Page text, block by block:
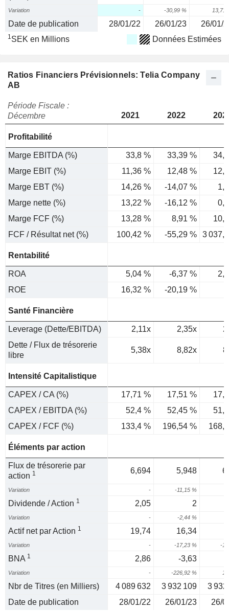
Variation - -30,99 % 13,71
Date de publication 28/01/22 26/01/23 26/01/
1SEK en Millions Données Estimées
Ratios Financiers Prévisionnels: Telia Company
AB
Période Fiscale :
Décembre
2021 2022
Profitabilité
Marge EBITDA (%) 33,8 % 33,39 %
Marge EBIT (%)
11,36 % 12,48 %
Marge EBT (%)
14,26 % -14,07 %
Marge nette (%)
13,22 % -16,12 %
Marge FCF (%)
13,28 % 8,91 %
FCF / Résultat net (%)
100,42 % -55,29 % 3
Rentabilité
ROA 5,04 % -6,37 %
ROE
16,32 % -20,19 %
Santé Financière
Leverage (Dette/EBITDA) 2,11x 2,35x
Dette / Flux de trésorerie
libre
5,38x 8,82x
Intensité Capitalistique
CAPEX / CA (%) 17,71 % 17,51 %
CAPEX / EBITDA (%)
52,4 % 52,45 %
CAPEX / FCF (%)
133,4 % 196,54 %
Éléments par action
Flux de trésorerie par
action 1 6,694 5,948
Variation - -11,15 %
Dividende / Action 1 2,05 2
Variation - -2,44 %
Actif net par Action 1 19,74 16,34
Variation - -17,23 % -
BNA 1 2,86 -3,63
Variation - -226,92 %
Nbr de Titres (en Milliers) 4 089 632 3 932 109
3 932
Date de publication
28/01/22 26/01/23 26/